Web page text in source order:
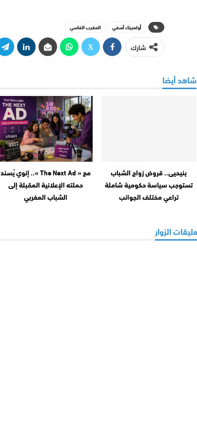
أولمبيك آسفي المغرب الفاسي
شارك
شاهد أيضا
بنيحيى.. قروض زواج الشباب
تستوجب سياسة حكومية شاملة
تراعي مختلف الجوانب
مع « The Next Ad ».. إنوي يُسند
حملته الإعلانية المقبلة إلى
الشباب المغربي
الزوار